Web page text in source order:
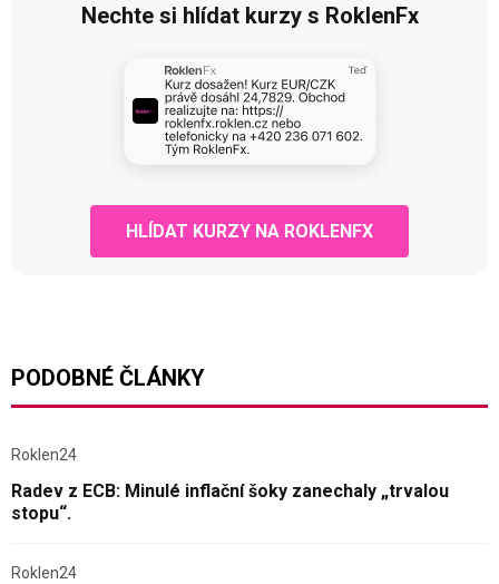
Nechte si hlídat kurzy s RoklenFx
HLÍDAT KURZY NA ROKLENFX
PODOBNÉ ČLÁNKY
Roklen24
Radev z ECB: Minulé inflační šoky zanechaly „trvalou
stopu“.
Roklen24